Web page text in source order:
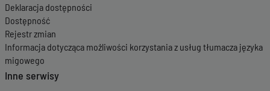
Deklaracja dostępności
Dostępność
Rejestr zmian
Informacja dotycząca możliwości korzystania z usług tłumacza języka
migowego
Inne serwisy